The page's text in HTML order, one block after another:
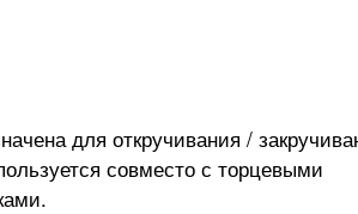
для откручивания /
совместо с торцевыми